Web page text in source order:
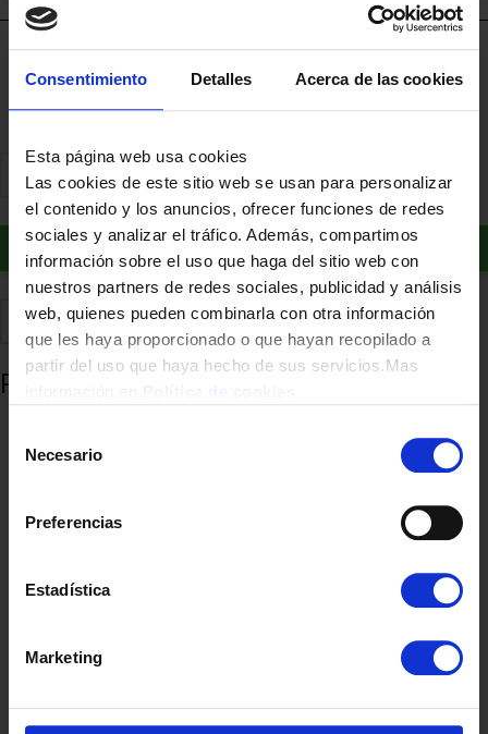
Consentimiento Detalles Acerca de las cookies
Esta página web usa cookies
Las cookies de este sitio web se usan para personalizar
el contenido y los anuncios, ofrecer funciones de redes
sociales y analizar el tráfico. Además, compartimos
información sobre el uso que haga del sitio web con
nuestros partners de redes sociales, publicidad y análisis
web, quienes pueden combinarla con otra información
que les haya proporcionado o que hayan recopilado a
partir del uso que haya hecho de sus servicios.Mas
Necesario
Preferencias
Estadística
Marketing
Financia a plazos con Cetelem
+ info
Añadir al carrito
Añadir a favoritos Comparte
Productos relacionados
MOLINILLO KRUPS GX204D ESPECIAL ESPECIAS/FRUTOS SECOS
27,50€